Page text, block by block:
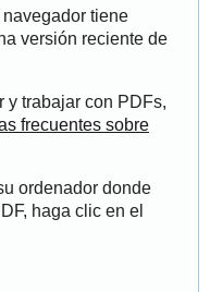
tiene
versión reciente de
y trabajar con PDFs,
frecuentes sobre
ordenador donde
haga clic en el